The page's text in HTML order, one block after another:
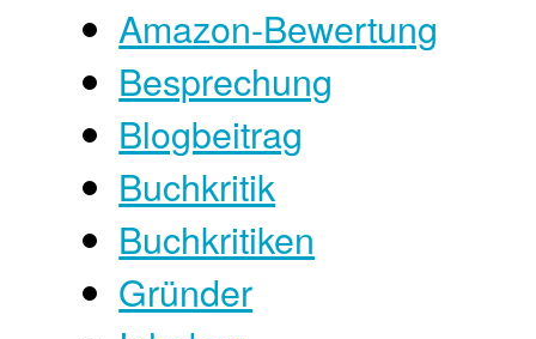
Amazon-Bewertung
Besprechung
Blogbeitrag
Buchkritik
Buchkritiken
Gründer